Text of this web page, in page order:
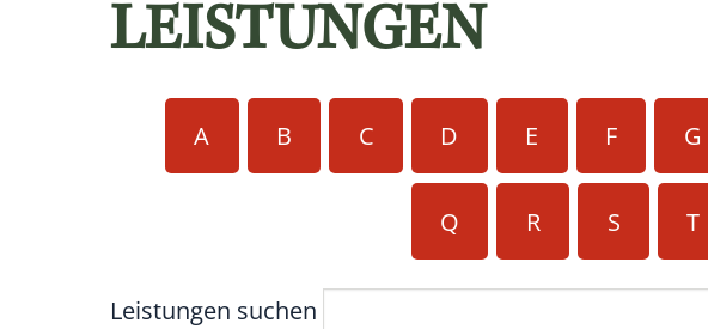
LEISTUNGEN
A B C D E F G
Q R S T
Leistungen suchen